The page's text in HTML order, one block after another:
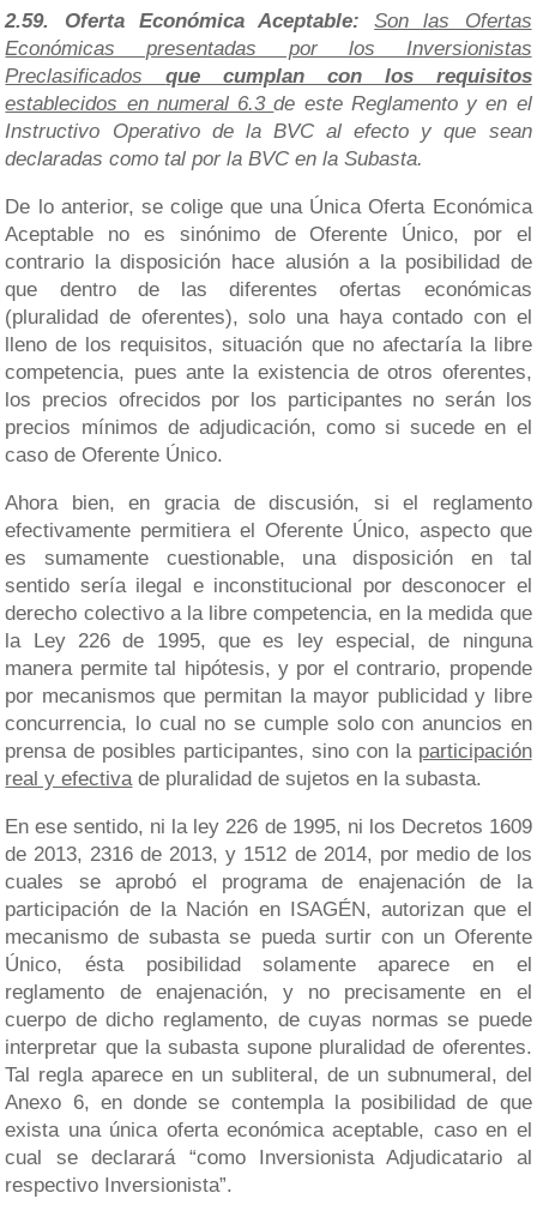
2.59. Oferta Económica Aceptable:
Son las Ofertas
Económicas presentadas por los Inversionistas
Preclasificadosque cumplan con los requisitos
establecidos en numeral 6.3de este Reglamento y en el
Instructivo Operativo de la BVC al efecto y que sean
declaradas como tal por la BVC en la Subasta.
De lo anterior, se colige que una Única Oferta Económica
Aceptable no es sinónimo de Oferente Único, por el
contrario la disposición hace alusión a la posibilidad de
que dentro de las diferentes ofertas económicas
(pluralidad de oferentes), solo una haya contado con el
lleno de los requisitos, situación que no afectaría la libre
competencia, pues ante la existencia de otros oferentes,
los precios ofrecidos por los participantes no serán los
precios mínimos de adjudicación, como si sucede en el
caso de Oferente Único.
Ahora bien, en gracia de discusión, si el reglamento
efectivamente permitiera el Oferente Único, aspecto que
es sumamente cuestionable, una disposición en tal
sentido sería ilegal e inconstitucional por desconocer el
derecho colectivo a la libre competencia, en la medida que
la Ley 226 de 1995, que es ley especial, de ninguna
manera permite tal hipótesis, y por el contrario, propende
por mecanismos que permitan la mayor publicidad y libre
concurrencia, lo cual no se cumple solo con anuncios en
prensa de posibles participantes, sino con la participación
real y efectiva de pluralidad de sujetos en la subasta.
En ese sentido, ni la ley 226 de 1995, ni los Decretos 1609
de 2013, 2316 de 2013, y 1512 de 2014, por medio de los
cuales se aprobó el programa de enajenación de la
participación de la Nación en ISAGÉN, autorizan que el
mecanismo de subasta se pueda surtir con un Oferente
Único, ésta posibilidad solamente aparece en el
reglamento de enajenación, y no precisamente en el
cuerpo de dicho reglamento, de cuyas normas se puede
interpretar que la subasta supone pluralidad de oferentes.
Tal regla aparece en un subliteral, de un subnumeral, del
Anexo 6, en donde se contempla la posibilidad de que
exista una única oferta económica aceptable, caso en el
cual se declarará “como Inversionista Adjudicatario al
respectivo Inversionista”.